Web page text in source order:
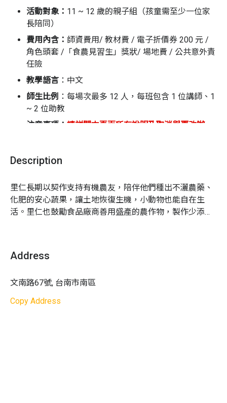
單元 3 吃菜救地球 | 這樣幫地球降溫最簡單
單元 4 食物小旅行 | 蔬果，請不要搭飛機！
單元 5 惜食的魔法 | 發揮不浪費的超能力！
每個單元透過【角色扮演】、【故事互動】、【學習
任務】與【門市導覽】，幫助孩子培養食農素養，建
立關懷地球的視野！
活動流程（課程時間約 40 ~ 50 分鐘，依現場情況而定）
挑戰任務 | 動動手、動動腦，完成學習單，拿獎狀
常見問題
Q1｜我家小朋友不是 11 ~ 12 歲，能報名這場活動
歲、 7 ~ 10 歲開設適齡的活動，歡迎持續關注！
Q2｜電子折價券要怎麼領取？
請家長在報到時，打開手機中「里仁水滴會員 APP 」依現
活動對象： 11 ~ 12 歲的親子組（孩童需至少一位家
長陪同）
費用內含： 師資費用/ 教材費 / 電子折價券 200 元 /
角色頭套 /「食農見習生」獎狀/ 場地費 / 公共意外責
任險
教學語言 ： 中文
師生比例 ： 每場次最多 12 人，每班包含 1 位講師、1
~ 2 位助教
注意事項： 請詳閱本頁面所有說明及取消與更改辦
2.報名完成後，請盡速填寫參加者資料
過教學過程
4.里仁電子折價券將於活動報到時，透過「里仁水滴
會員 APP」發放
6.課程進行過程會拍照或錄影作為後續活動推廣使
寵物相關：不開放寵物進入
天氣影響：
Description
里仁長期以契作支持有機農友，陪伴他們種出不灑農藥、
化肥的安心蔬果，讓土地恢復生機，小動物也能自在生
活。里仁也鼓勵食品廠商善用盛產的農作物，製作少添加
Address
文南路67號, 台南市南區
Copy Address